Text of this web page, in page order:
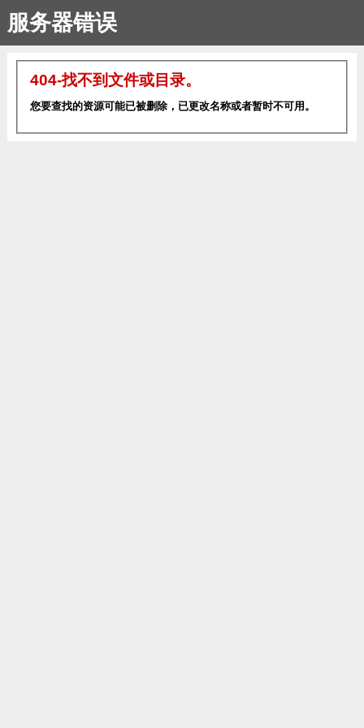
服务器错误
404-找不到文件或目录。
您要查找的资源可能已被删除，已更改名称或者暂时不可用。